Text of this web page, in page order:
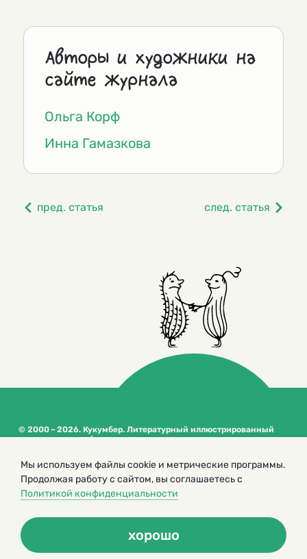
Авторы и художники на
сайте журнала
Ольга Корф
Инна Гамазкова
пред. статья след. статья
© 2000 – 2026. Кукумбер. Литературный иллюстрированный
журнал для детей
сайта
Политика конфиденциальности
Мы используем файлы cookie и метрические программы.
Продолжая работу с сайтом, вы соглашаетесь с
Политикой конфиденциальности
хорошо